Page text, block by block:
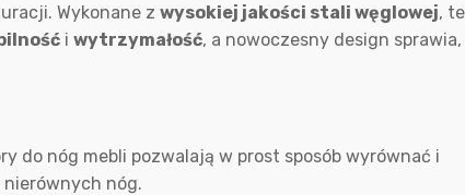
Wykonane z wysokiej jakości stali węglowej, te
i wytrzymałość, a nowoczesny design sprawia,
do nóg mebli pozwalają w prost sposób wyrównać i
nóg.